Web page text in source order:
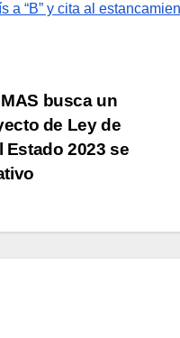
a “B” y cita al
busca un
de Ley de
Estado 2023 se